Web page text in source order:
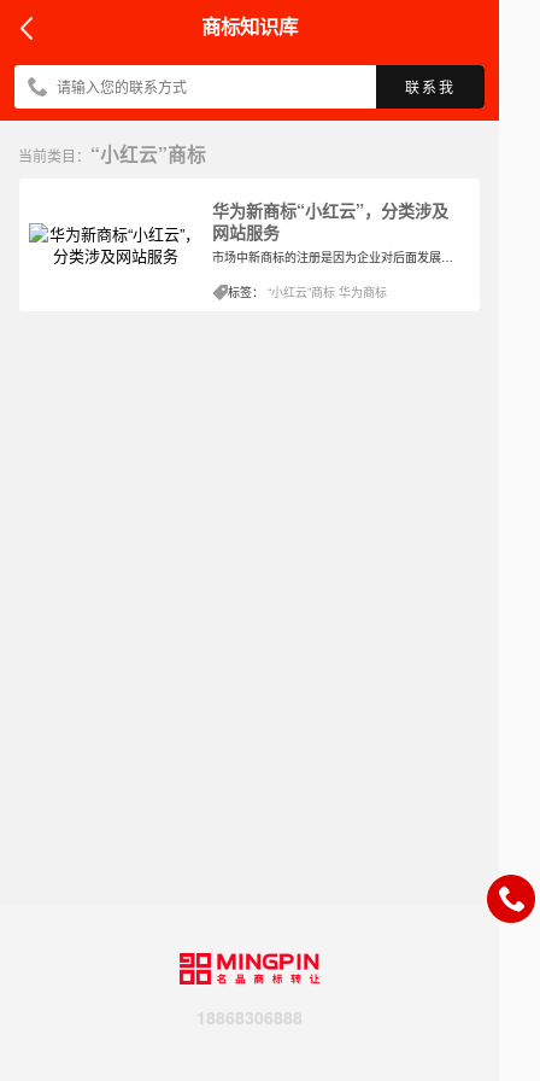
商标知识库
联系我
当前类目： “小红云”商标
华为新商标“小红云”，分类涉及
网站服务
市场中新商标的注册是因为企业对后面发展的计划，因为很多商标的申请都是先实践而出，所以大多数在商标局申请的商标大众对于其的印象都是很模糊的。但是这不妨碍企业的正常运营甚至还是有效保护企业以及商标自身的一种方式。
标签：“小红云”商标 华为商标
18868306888